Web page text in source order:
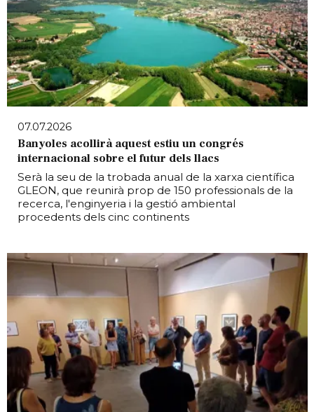
07.07.2026
Banyoles acollirà aquest estiu un congrés
internacional sobre el futur dels llacs
Serà la seu de la trobada anual de la xarxa científica
GLEON, que reunirà prop de 150 professionals de la
recerca, l'enginyeria i la gestió ambiental
procedents dels cinc continents